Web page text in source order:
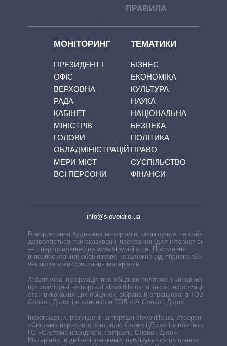
ПРАВИЛА
МОНІТОРИНГ
ПРЕЗИДЕНТ І
ОФІС
ВЕРХОВНА
РАДА
КАБІНЕТ
МІНІСТРІВ
ГОЛОВИ
ОБЛАДМІНІСТРАЦІЙ
МЕРИ МІСТ
ВСІ ПЕРСОНИ
ТЕМАТИКИ
БІЗНЕС
ЕКОНОМІКА
КУЛЬТУРА
НАУКА
НАЦІОНАЛЬНА
БЕЗПЕКА
ПОЛІТИКА
ПРАВО
СУСПІЛЬСТВО
ФІНАНСИ
info@slovoidilo.ua
Використання будь-яких матеріалів, розміщених на сайті,
дозволяється при вказуванні посилання (для інтернет-видань
— гіперпосилання) на www.slovoidilo.ua. Посилання
(гіперпосилання) обов’язкове незалежно від повного або
часткового використання матеріалів.
Аналітична інформація про обіцянки політиків і чиновників,
що розміщені на порталі slovoidilo.ua, а також інформація про
стан виконання цих обіцянок, зібрана й опрацьована ТОВ «ІА
Слово і Діло» і є власністю ТОВ «ІА Слово і Діло».
Інфографіки, розміщені на порталі slovoidilo.ua, створені ГО
«Система народного контролю Слово і Діло» і є власністю
ГО «Система народного контролю Слово і Діло».
Матеріали, відмічені значками, публікуються на правах